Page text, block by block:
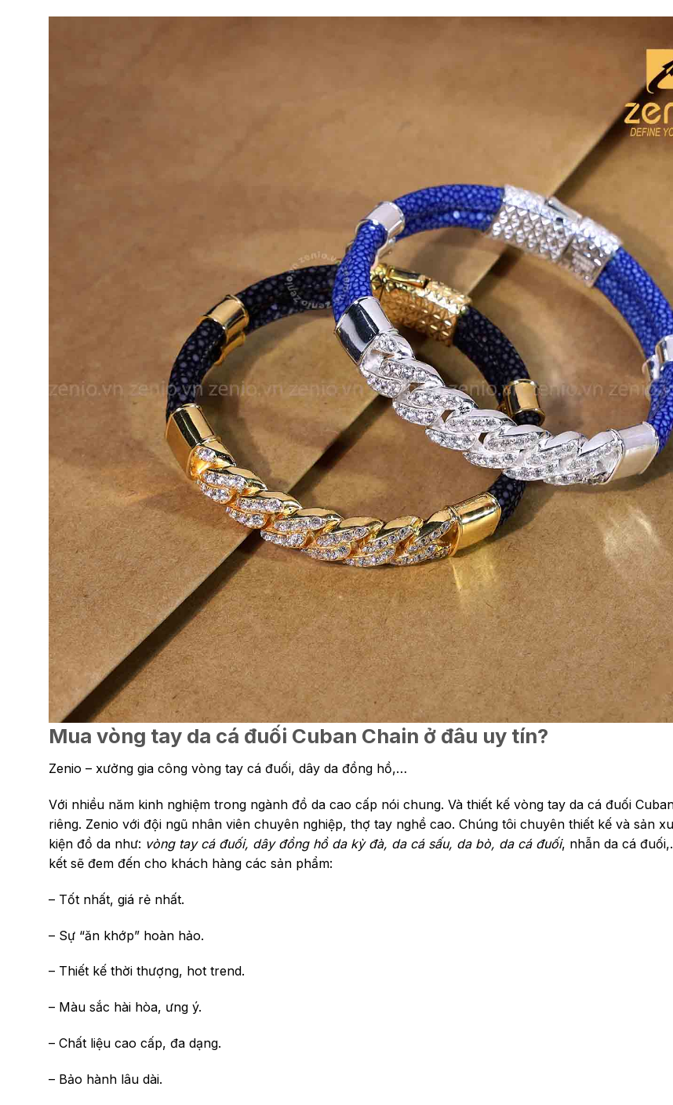
Mua vòng tay da cá đuối Cuban Chain ở đâu uy tín?
Zenio – xưởng gia công vòng tay cá đuối, dây da đồng hồ,…
Với nhiều năm kinh nghiệm trong ngành đồ da cao cấp nói chung. Và thiết kế vòng tay da cá đuối
riêng. Zenio với đội ngũ nhân viên chuyên nghiệp, thợ tay nghề cao. Chúng tôi chuyên thiết kế và sản
kiện đồ da như: vòng tay cá đuối, dây đồng hồ da kỳ đà, da cá sấu, da bò, da cá đuối, nhẫn da cá
kết sẽ đem đến cho khách hàng các sản phẩm:
– Tốt nhất, giá rẻ nhất.
– Sự “ăn khớp” hoàn hảo.
– Thiết kế thời thượng, hot trend.
– Màu sắc hài hòa, ưng ý.
– Chất liệu cao cấp, đa dạng.
– Bảo hành lâu dài.